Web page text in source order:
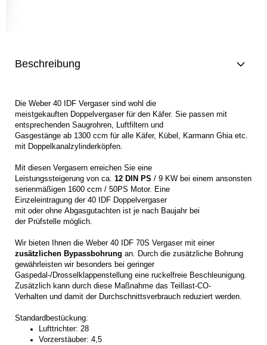
Beschreibung
Die Weber 40 IDF Vergaser sind wohl die
meistgekauften Doppelvergaser für den Käfer. Sie passen mit
entsprechenden Saugrohren, Luftfiltern und
Gasgestänge ab 1300 ccm für alle Käfer, Kübel, Karmann Ghia etc.
mit Doppelkanalzylinderköpfen.
Mit diesen Vergasern erreichen Sie eine
Leistungssteigerung von ca. 12 DIN PS / 9 KW bei einem ansonsten
serienmäßigen 1600 ccm / 50PS Motor. Eine
Einzeleintragung der 40 IDF Doppelvergaser
mit oder ohne Abgasgutachten ist je nach Baujahr bei
der Prüfstelle möglich.
Wir bieten Ihnen die Weber 40 IDF 70S Vergaser mit einer
zusätzlichen Bypassbohrung an. Durch die zusätzliche Bohrung
gewährleisten wir besonders bei geringer
Gaspedal-/Drosselklappenstellung eine ruckelfreie Beschleunigung.
Zusätzlich kann durch diese Maßnahme das Teillast-CO-
Verhalten und damit der Durchschnittsverbrauch reduziert werden.
Standardbestückung:
Lufttrichter: 28
Vorzerstäuber: 4,5